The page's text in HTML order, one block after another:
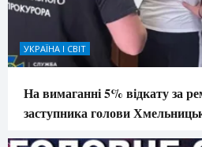
УКРАЇНА І СВІТ
На вимаганні 5% відкату за
заступника голови